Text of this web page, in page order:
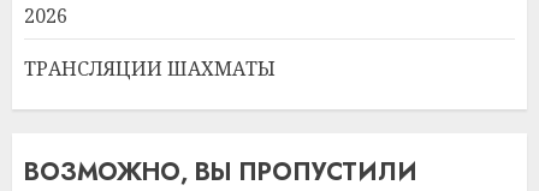
2026
ТРАНСЛЯЦИИ ШАХМАТЫ
ВОЗМОЖНО, ВЫ ПРОПУСТИЛИ